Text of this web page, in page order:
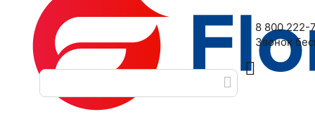
Наш адрес: 2-я Дубровская улица, 6
8 800 222-
Звонок